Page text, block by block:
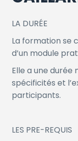
LA DURÉE
La formation se
d’un module
Elle a une durée
spécificités et
participants.
LES PRE-REQUIS